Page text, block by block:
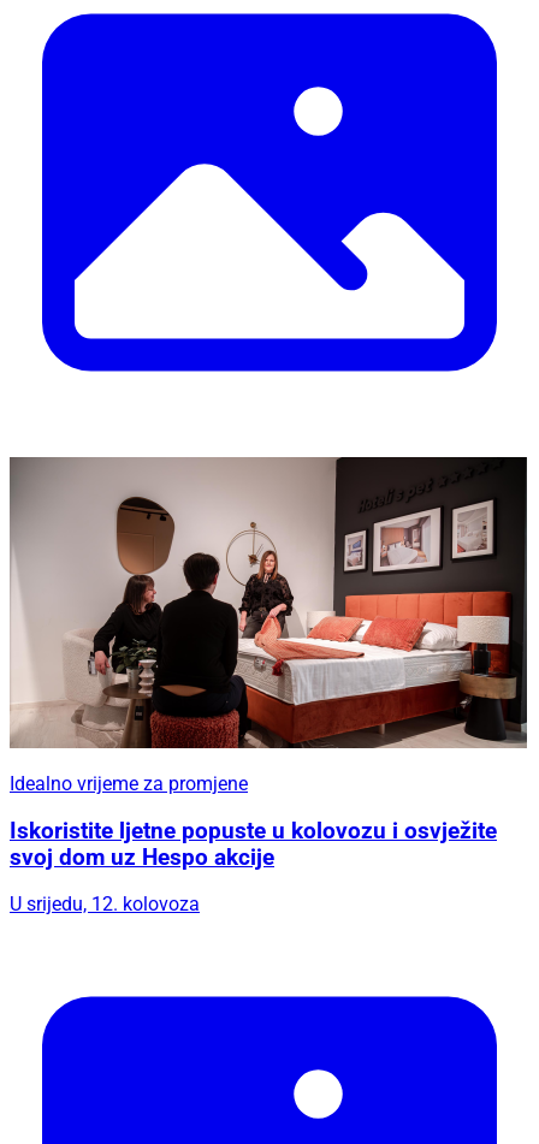
Idealno vrijeme za promjene
Iskoristite ljetne popuste u kolovozu i osvježite
svoj dom uz Hespo akcije
U srijedu, 12. kolovoza